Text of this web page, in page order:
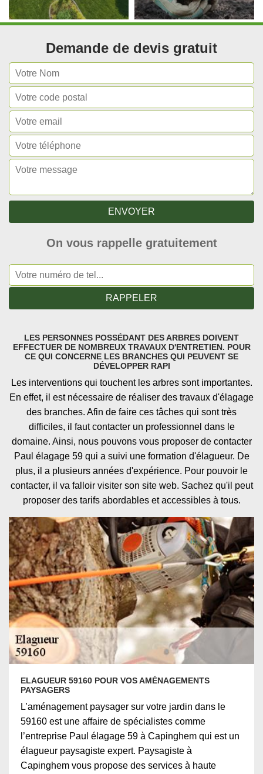
Demande de devis gratuit
On vous rappelle gratuitement
LES PERSONNES POSSÉDANT DES ARBRES DOIVENT
EFFECTUER DE NOMBREUX TRAVAUX D'ENTRETIEN. POUR
CE QUI CONCERNE LES BRANCHES QUI PEUVENT SE
DÉVELOPPER RAPI
Les interventions qui touchent les arbres sont importantes.
En effet, il est nécessaire de réaliser des travaux d'élagage
des branches. Afin de faire ces tâches qui sont très
difficiles, il faut contacter un professionnel dans le
domaine. Ainsi, nous pouvons vous proposer de contacter
Paul élagage 59 qui a suivi une formation d'élagueur. De
plus, il a plusieurs années d'expérience. Pour pouvoir le
contacter, il va falloir visiter son site web. Sachez qu'il peut
proposer des tarifs abordables et accessibles à tous.
ELAGUEUR 59160 POUR VOS AMÉNAGEMENTS
PAYSAGERS
L’aménagement paysager sur votre jardin dans le
59160 est une affaire de spécialistes comme
l’entreprise Paul élagage 59 à Capinghem qui est un
élagueur paysagiste expert. Paysagiste à
Capinghem vous propose des services à haute